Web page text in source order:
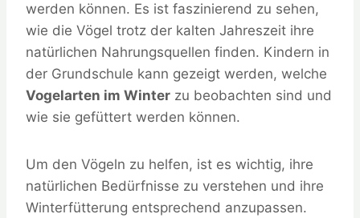
werden können. Es ist faszinierend zu sehen,
wie die Vögel trotz der kalten Jahreszeit ihre
natürlichen Nahrungsquellen finden. Kindern in
der Grundschule kann gezeigt werden, welche
Vogelarten im Winter zu beobachten sind und
wie sie gefüttert werden können.
Um den Vögeln zu helfen, ist es wichtig, ihre
natürlichen Bedürfnisse zu verstehen und ihre
Winterfütterung entsprechend anzupassen.